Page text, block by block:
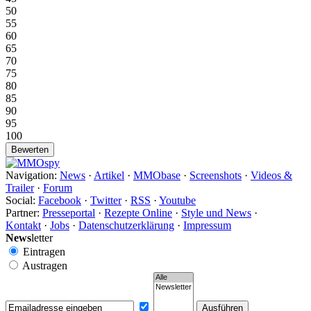
50
55
60
65
70
75
80
85
90
95
100
Navigation: News · Artikel · MMObase · Screenshots · Videos &
Trailer· Forum
Social: Facebook · Twitter· RSS · Youtube
Partner: Presseportal · Rezepte Online · Style und News ·
Kontakt · Jobs · Datenschutzerklärung · Impressum
Newsletter
Eintragen
Austragen